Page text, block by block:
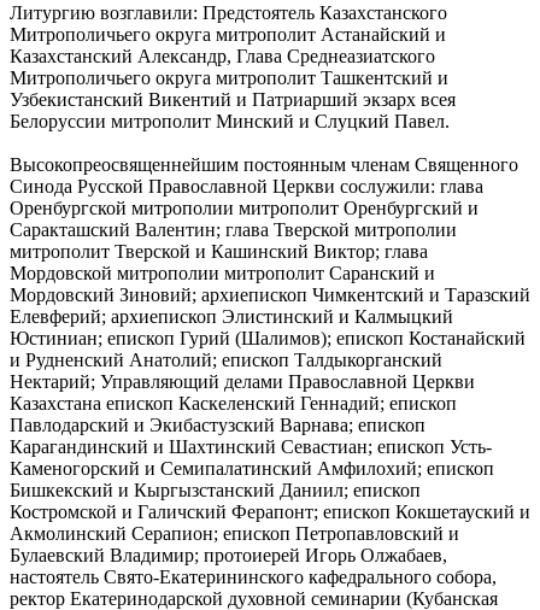
Литургию возглавили: Предстоятель Казахстанского
Митрополичьего округа митрополит Астанайский и
Казахстанский Александр, Глава Среднеазиатского
Митрополичьего округа митрополит Ташкентский и
Узбекистанский Викентий и Патриарший экзарх всея
Белоруссии митрополит Минский и Слуцкий Павел.
Высокопреосвященнейшим постоянным членам Священного
Синода Русской Православной Церкви сослужили: глава
Оренбургской митрополии митрополит Оренбургский и
Саракташский Валентин; глава Тверской митрополии
митрополит Тверской и Кашинский Виктор; глава
Мордовской митрополии митрополит Саранский и
Мордовский Зиновий; архиепископ Чимкентский и Таразский
Елевферий; архиепископ Элистинский и Калмыцкий
Юстиниан; епископ Гурий (Шалимов); епископ Костанайский
и Рудненский Анатолий; епископ Талдыкорганский
Нектарий; Управляющий делами Православной Церкви
Казахстана епископ Каскеленский Геннадий; епископ
Павлодарский и Экибастузский Варнава; епископ
Карагандинский и Шахтинский Севастиан; епископ Усть-
Каменогорский и Семипалатинский Амфилохий; епископ
Бишкекский и Кыргызстанский Даниил; епископ
Костромской и Галичский Ферапонт; епископ Кокшетауский и
Акмолинский Серапион; епископ Петропавловский и
Булаевский Владимир; протоиерей Игорь Олжабаев,
настоятель Свято-Екатерининского кафедрального собора,
ректор Екатеринодарской духовной семинарии (Кубанская